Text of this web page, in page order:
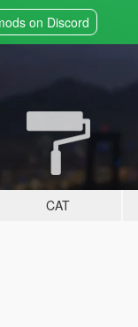
on Discord
CAT